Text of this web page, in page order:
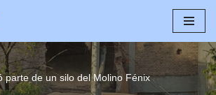
parte de un silo del Molino Fénix